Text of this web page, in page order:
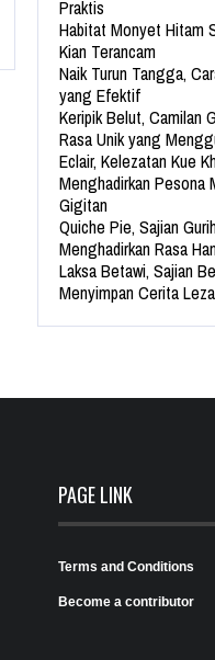
Praktis
Habitat Monyet Hitam
Kian Terancam
Naik Turun Tangga,
yang Efektif
Keripik Belut, Camilan
Rasa Unik yang
Eclair, Kelezatan Kue
Menghadirkan Pesona
Gigitan
Quiche Pie, Sajian
Menghadirkan Rasa
Laksa Betawi, Sajian
Menyimpan Cerita
PAGE LINK
Terms and Conditions
Become a contributor